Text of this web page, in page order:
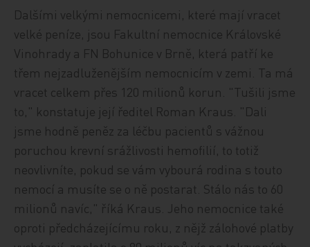
Dalšími velkými nemocnicemi, které mají vracet
velké peníze, jsou Fakultní nemocnice Královské
Vinohrady a FN Bohunice v Brně, která patří ke
třem nejzadluženějším nemocnicím v zemi. Ta má
vracet celkem přes 120 milionů korun. "Tušili jsme
to," konstatuje její ředitel Roman Kraus. "Dali
jsme hodně peněz za léčbu pacientů s vážnou
poruchou krevní srážlivosti hemofilií, to totiž
neovlivníte, pokud se vám vybourá rodina s touto
nemocí a musíte se o ně postarat. Stálo nás to 60
milionů navíc," říká Kraus. Jeho nemocnice také
oproti předcházejícímu roku, z nějž zálohové platby